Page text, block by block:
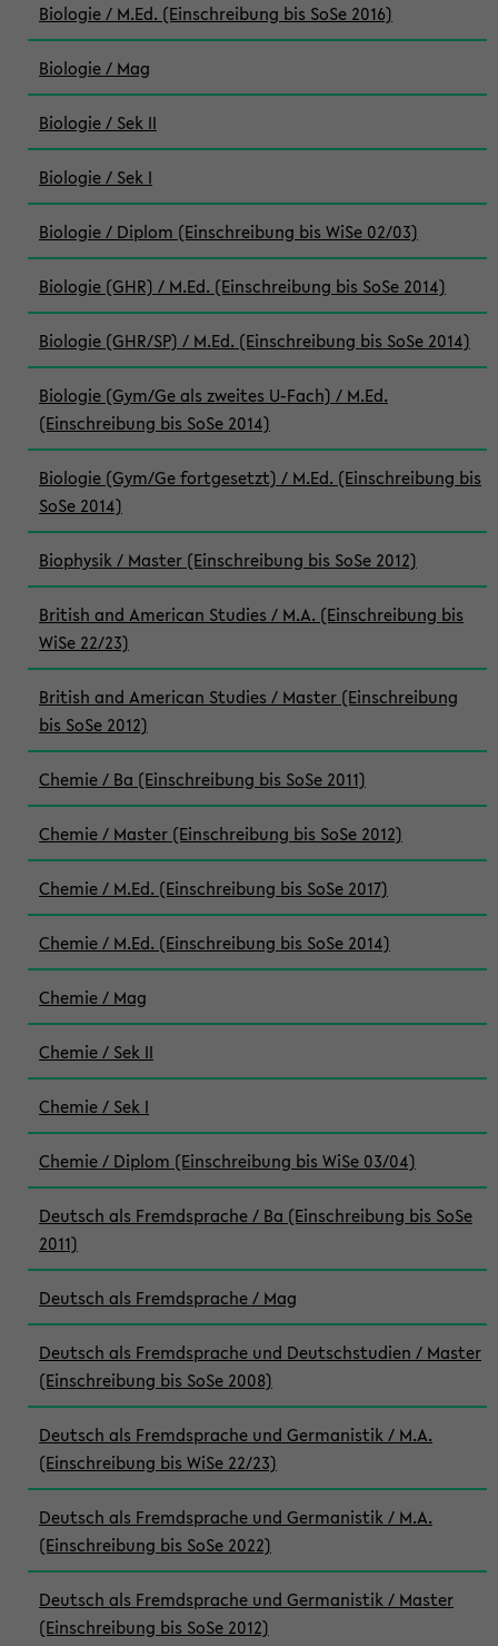
Biologie / M.Ed. (Einschreibung bis SoSe 2016)
Biologie / Mag
Biologie / Sek II
Biologie / Sek I
Biologie / Diplom (Einschreibung bis WiSe 02/03)
Biologie (GHR) / M.Ed. (Einschreibung bis SoSe 2014)
Biologie (GHR/SP) / M.Ed. (Einschreibung bis SoSe 2014)
Biologie (Gym/Ge als zweites U-Fach) / M.Ed.
(Einschreibung bis SoSe 2014)
Biologie (Gym/Ge fortgesetzt) / M.Ed. (Einschreibung bis
SoSe 2014)
Biophysik / Master (Einschreibung bis SoSe 2012)
British and American Studies / M.A. (Einschreibung bis
WiSe 22/23)
British and American Studies / Master (Einschreibung
bis SoSe 2012)
Chemie / Ba (Einschreibung bis SoSe 2011)
Chemie / Master (Einschreibung bis SoSe 2012)
Chemie / M.Ed. (Einschreibung bis SoSe 2017)
Chemie / M.Ed. (Einschreibung bis SoSe 2014)
Chemie / Mag
Chemie / Sek II
Chemie / Sek I
Chemie / Diplom (Einschreibung bis WiSe 03/04)
Deutsch als Fremdsprache / Ba (Einschreibung bis SoSe
2011)
Deutsch als Fremdsprache / Mag
Deutsch als Fremdsprache und Deutschstudien / Master
(Einschreibung bis SoSe 2008)
Deutsch als Fremdsprache und Germanistik / M.A.
(Einschreibung bis WiSe 22/23)
Deutsch als Fremdsprache und Germanistik / M.A.
(Einschreibung bis SoSe 2022)
Deutsch als Fremdsprache und Germanistik / Master
(Einschreibung bis SoSe 2012)